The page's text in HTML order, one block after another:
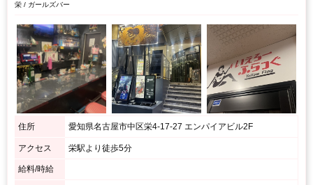
栄 / ガールズバー
住所 愛知県名古屋市中区栄4-17-27 エンパイアビル2F
アクセス 栄駅より徒歩5分
給料/時給